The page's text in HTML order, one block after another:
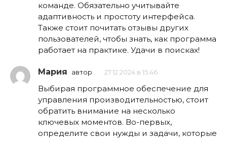
команде. Обязательно учитывайте
адаптивность и простоту интерфейса.
Также стоит почитать отзывы других
пользователей, чтобы знать, как программа
работает на практике. Удачи в поисках!
Мария автор 27.12.2024 в 15:46
Выбирая программное обеспечение для
управления производительностью, стоит
обратить внимание на несколько
ключевых моментов. Во-первых,
определите свои нужды и задачи, которые